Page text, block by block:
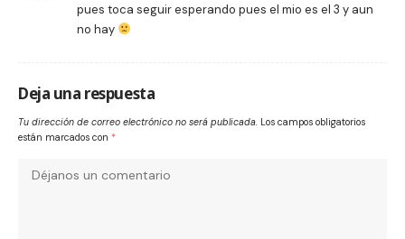
pues toca seguir esperando pues el mio es el 3 y aun
no hay
Deja una respuesta
Tu dirección de correo electrónico no será publicada. Los campos obligatorios
están marcados con *